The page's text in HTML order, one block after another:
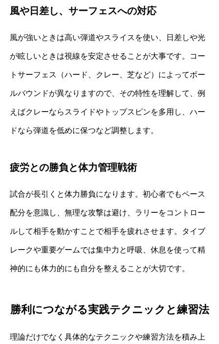
風や日差し、サーフェスへの対応
風が強いときは高い弾道やスライスを使い、日差しや光
が眩しいときは視線を安定させることが大事です。コー
トサーフェス（ハード、クレー、芝など）によってボー
ルバウンドが異なりますので、その特性を理解して、例
えばクレーならスライドやトップスピンを多用し、ハー
ドなら弾道を低めに保つなど調整します。
疲労との勝負と体力管理戦術
試合が長引くと体力勝負になります。初心者でもペース
配分を意識し、無理な攻撃は避け、ラリーをコントロー
ルして相手を動かすことで相手を疲れさせます。タイブ
レークや重要ゲームでは集中力と呼吸、休息を使って精
神的にも体力的にも自分を整えることが大切です。
勝利につながる実践テクニックと練習法
理論だけでなく具体的なテクニックや練習方法を積み上